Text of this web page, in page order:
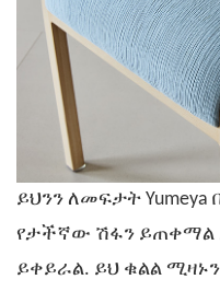
ይህንን ለመፍታት Yumeya
የታችኛው ሽፋን ይጠቀማል
ይቀይራል. ይህ ቁልል